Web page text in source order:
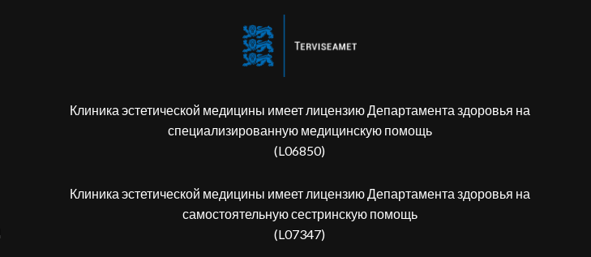
Клиника эстетической медицины имеет лицензию Департамента здоровья на
специализированную медицинскую помощь
(L06850)
Клиника эстетической медицины имеет лицензию Департамента здоровья на
самостоятельную сестринскую помощь
(L07347)